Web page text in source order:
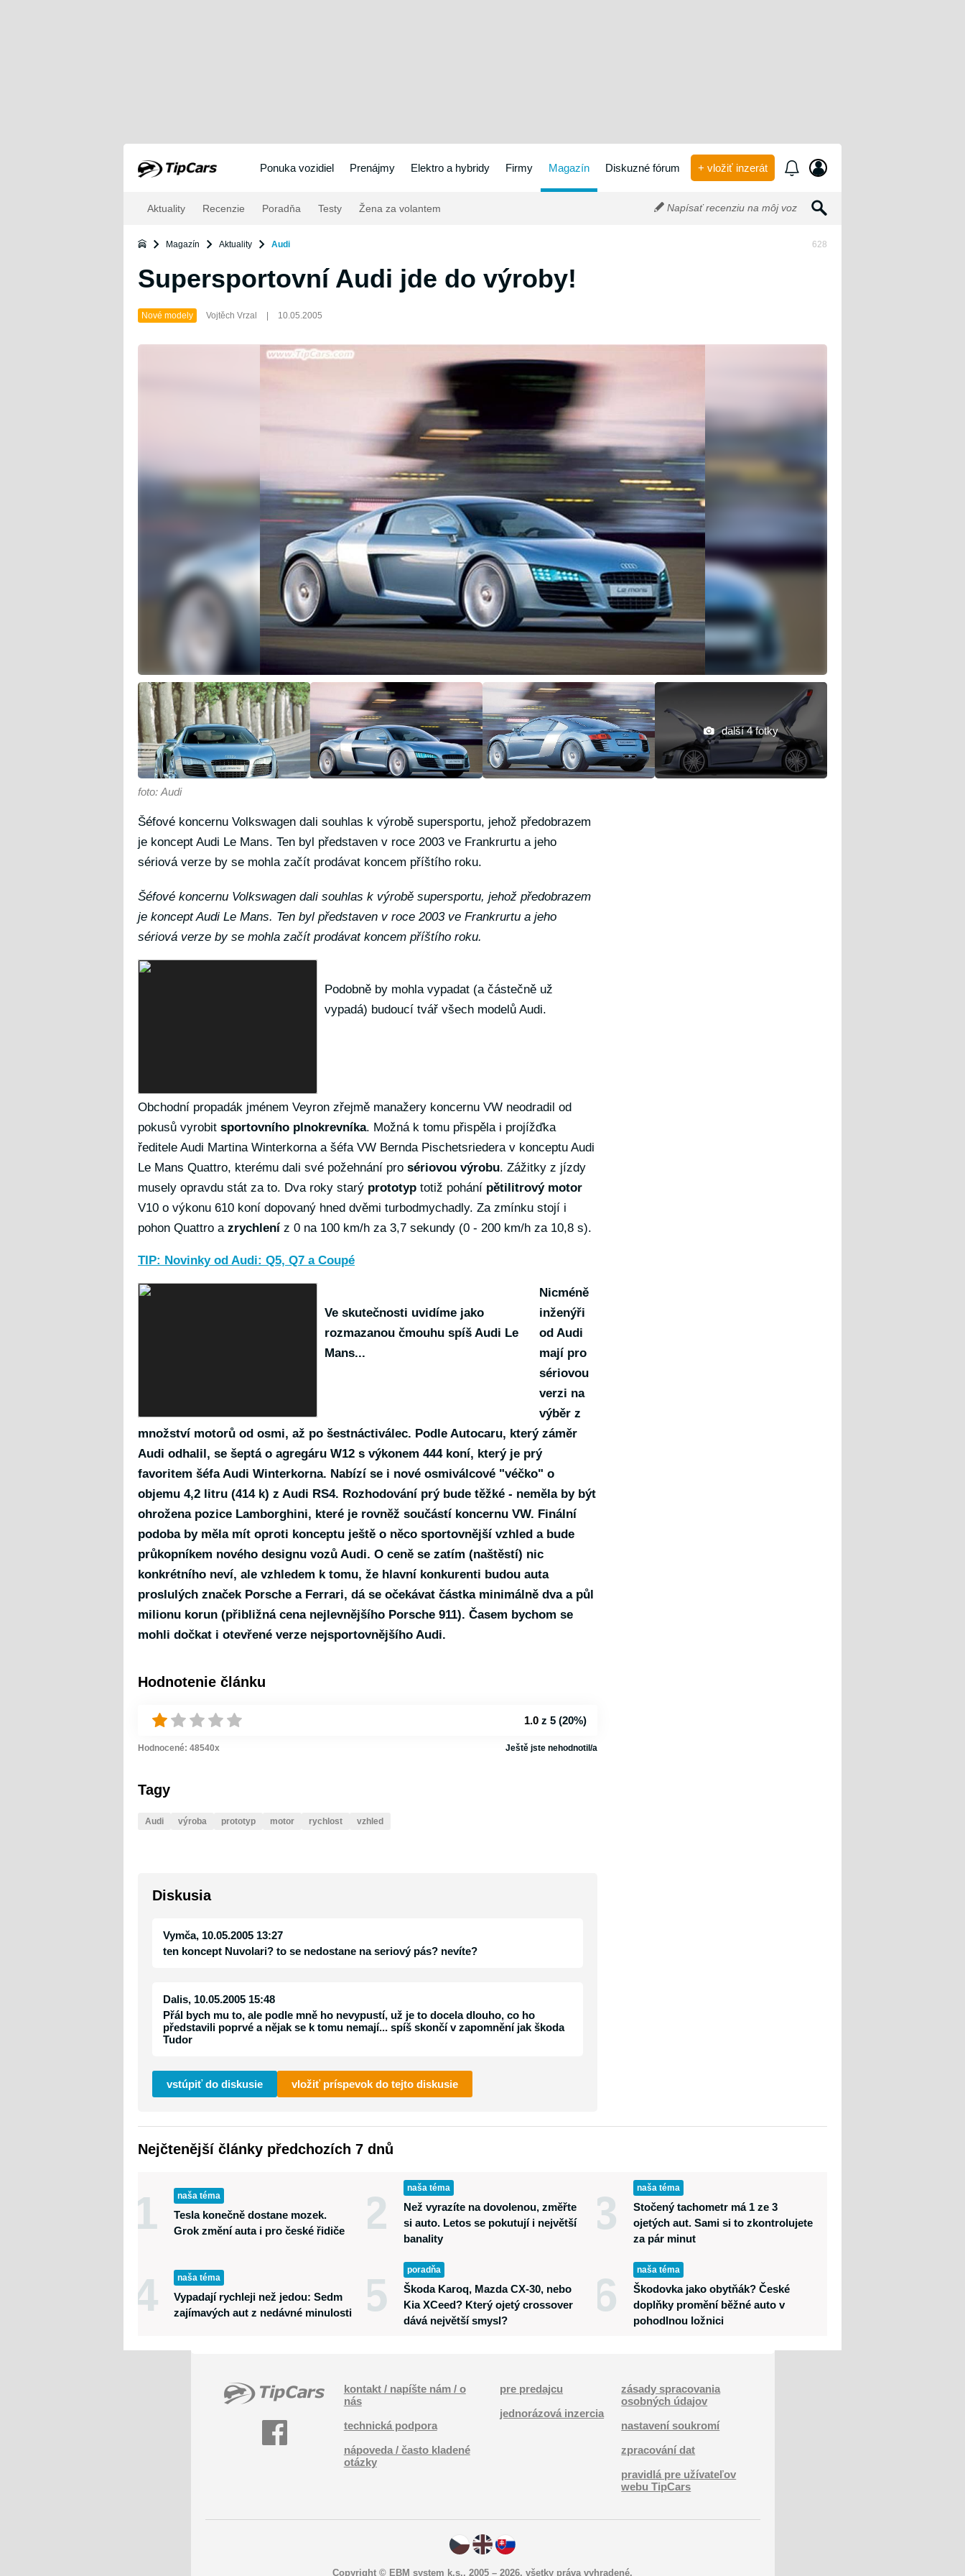
Ponuka vozidiel Prenájmy Elektro a hybridy Firmy Magazín Diskuzné fórum + vložiť inzerát
Aktuality Recenzie Poradňa Testy Žena za volantem Napísať recenziu na môj voz
Magazín Aktuality Audi 628
Supersportovní Audi jde do výroby!
Nové modely Vojtěch Vrzal 10.05.2005
další 4 fotky
foto: Audi
Šéfové koncernu Volkswagen dali souhlas k výrobě supersportu, jehož předobrazem
je koncept Audi Le Mans. Ten byl představen v roce 2003 ve Frankrurtu a jeho
sériová verze by se mohla začít prodávat koncem příštího roku.
Šéfové koncernu Volkswagen dali souhlas k výrobě supersportu, jehož předobrazem
je koncept Audi Le Mans. Ten byl představen v roce 2003 ve Frankrurtu a jeho
sériová verze by se mohla začít prodávat koncem příštího roku.
Podobně by mohla vypadat (a částečně už
vypadá) budoucí tvář všech modelů Audi.
Obchodní propadák jménem Veyron zřejmě manažery koncernu VW neodradil od
pokusů vyrobit sportovního plnokrevníka. Možná k tomu přispěla i projížďka
ředitele Audi Martina Winterkorna a šéfa VW Bernda Pischetsriedera v konceptu Audi
Le Mans Quattro, kterému dali své požehnání pro sériovou výrobu. Zážitky z jízdy
musely opravdu stát za to. Dva roky starý prototyp totiž pohání pětilitrový motor
V10 o výkonu 610 koní dopovaný hned dvěmi turbodmychadly. Za zmínku stojí i
pohon Quattro a zrychlení z 0 na 100 km/h za 3,7 sekundy (0 - 200 km/h za 10,8 s).
TIP: Novinky od Audi: Q5, Q7 a Coupé
Ve skutečnosti uvidíme jako
rozmazanou čmouhu spíš Audi Le
Mans...
Nicméně
inženýři
od Audi
mají pro
sériovou
verzi na
výběr z
množství motorů od osmi, až po šestnáctiválec. Podle Autocaru, který záměr
Audi odhalil, se šeptá o agregáru W12 s výkonem 444 koní, který je prý
favoritem šéfa Audi Winterkorna. Nabízí se i nové osmiválcové "véčko" o
objemu 4,2 litru (414 k) z Audi RS4. Rozhodování prý bude těžké - neměla by být
ohrožena pozice Lamborghini, které je rovněž součástí koncernu VW. Finální
podoba by měla mít oproti konceptu ještě o něco sportovnější vzhled a bude
průkopníkem nového designu vozů Audi. O ceně se zatím (naštěstí) nic
konkrétního neví, ale vzhledem k tomu, že hlavní konkurenti budou auta
proslulých značek Porsche a Ferrari, dá se očekávat částka minimálně dva a půl
milionu korun (přibližná cena nejlevnějšího Porsche 911). Časem bychom se
mohli dočkat i otevřené verze nejsportovnějšího Audi.
Hodnotenie článku
1.0 z 5 (20%)
Hodnocené: 48540x Ještě jste nehodnotil/a
Tagy
Audi výroba prototyp motor rychlost vzhled
Diskusia
Vymča, 10.05.2005 13:27
ten koncept Nuvolari? to se nedostane na seriový pás? nevíte?
Dalis, 10.05.2005 15:48
Přál bych mu to, ale podle mně ho nevypustí, už je to docela dlouho, co ho
představili poprvé a nějak se k tomu nemají... spíš skončí v zapomnění jak škoda
Tudor
vstúpiť do diskusie vložiť príspevok do tejto diskusie
Nejčtenější články předchozích 7 dnů
1 naša téma
Tesla konečně dostane mozek.
Grok změní auta i pro české řidiče
2 naša téma
Než vyrazíte na dovolenou, změřte
si auto. Letos se pokutují i největší
banality
3 naša téma
Stočený tachometr má 1 ze 3
ojetých aut. Sami si to zkontrolujete
za pár minut
4 naša téma
Vypadají rychleji než jedou: Sedm
zajímavých aut z nedávné minulosti
5 poradňa
Škoda Karoq, Mazda CX-30, nebo
Kia XCeed? Který ojetý crossover
dává největší smysl?
6 naša téma
Škodovka jako obytňák? České
doplňky promění běžné auto v
pohodlnou ložnici
kontakt / napíšte nám / o
nás
technická podpora
nápoveda / často kladené
otázky
pre predajcu
jednorázová inzercia
zásady spracovania
osobných údajov
nastavení soukromí
zpracování dat
pravidlá pre užívateľov
webu TipCars
Copyright © EBM system k.s., 2005 – 2026, všetky práva vyhradené.